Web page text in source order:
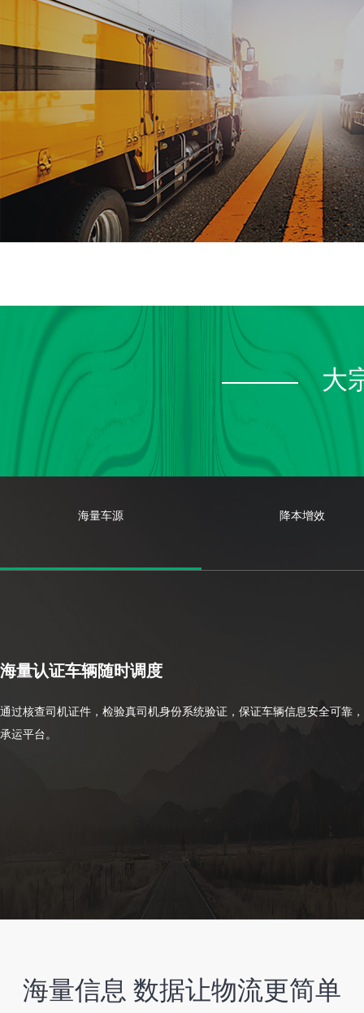
大
海量车源 降本增效
海量认证车辆随时调度
通过核查司机证件，检验真司机身份系统验证，保证车辆信息安全可靠
承运平台。
海量信息 数据让物流更简单